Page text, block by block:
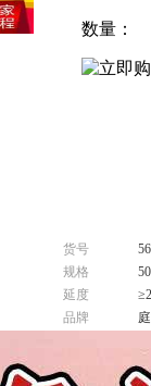
数量：
货号
规格
延度
品牌